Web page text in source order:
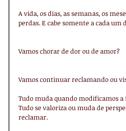
A vida, os dias, as semanas, os
perdas. E cabe somente a cada um
Vamos chorar de dor ou de amor?
Vamos continuar reclamando ou
Tudo muda quando modificamos
Tudo se valoriza ou muda de
reclamar.